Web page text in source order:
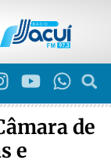
de
e